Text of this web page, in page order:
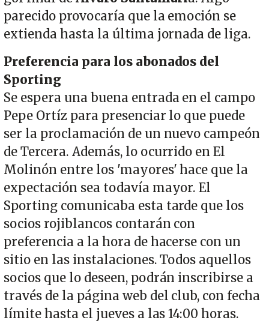
parecido provocaría que la emoción se
extienda hasta la última jornada de liga.
Preferencia para los abonados del
Sporting
Se espera una buena entrada en el campo
Pepe Ortíz para presenciar lo que puede
ser la proclamación de un nuevo campeón
de Tercera. Además, lo ocurrido en El
Molinón entre los 'mayores' hace que la
expectación sea todavía mayor. El
Sporting comunicaba esta tarde que los
socios rojiblancos contarán con
preferencia a la hora de hacerse con un
sitio en las instalaciones. Todos aquellos
socios que lo deseen, podrán inscribirse a
través de la página web del club, con fecha
límite hasta el jueves a las 14:00 horas.